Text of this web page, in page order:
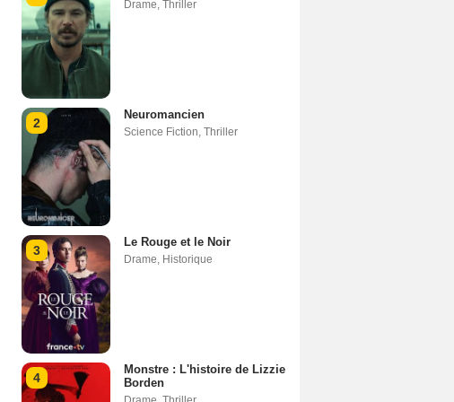
Drame, Thriller
2
Neuromancien
Science Fiction, Thriller
3
Le Rouge et le Noir
Drame, Historique
4
Monstre : L'histoire de Lizzie
Borden